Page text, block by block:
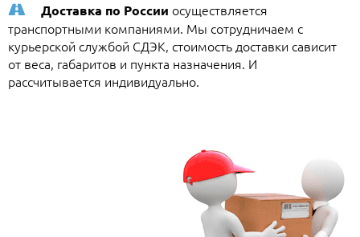
Доставка по России осуществляется
транспортными компаниями. Мы сотрудничаем с
курьерской службой СДЭК, стоимость доставки сависит
от веса, габаритов и пункта назначения. И
рассчитывается индивидуально.